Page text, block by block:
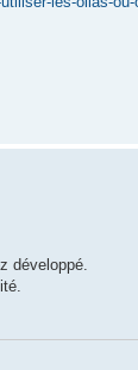
développé.